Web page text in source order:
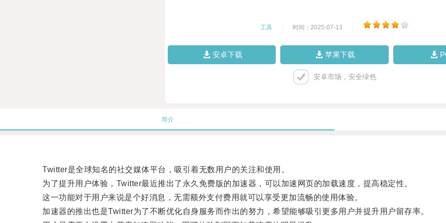
工具 时间：2025-07-13
安卓下载 苹果下载
安卓市场，安全绿色
简介
Twitter是全球知名的社交媒体平台，吸引着无数用户的关注和使用。
为了提升用户体验，Twitter最近推出了永久免费版的加速器，可以加速网页的加载速度，提高稳定性。
这一功能对于用户来说是个好消息，无需额外支付费用就可以享受更加流畅的使用体验。
加速器的推出也是Twitter为了不断优化自身服务而作出的努力，希望能够吸引更多用户并提升用户留存率。